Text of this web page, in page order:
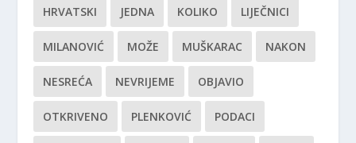
HRVATSKI JEDNA KOLIKO LIJEČNICI
MILANOVIĆ MOŽE MUŠKARAC NAKON
NESREĆA NEVRIJEME OBJAVIO
OTKRIVENO PLENKOVIĆ PODACI